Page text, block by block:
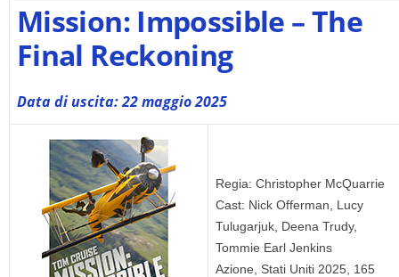
Mission: Impossible – The
Final Reckoning
Data di uscita: 22 maggio 2025
Regia: Christopher McQuarrie
Cast: Nick Offerman, Lucy
Tulugarjuk, Deena Trudy,
Tommie Earl Jenkins
Azione, Stati Uniti 2025, 165